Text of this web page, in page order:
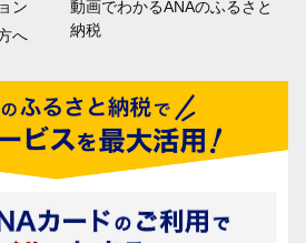
ン
へ
動画でわかるANAのふるさと
納税